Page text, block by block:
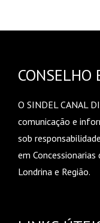
CONSELHO
O SINDEL CANAL
comunicação e
sob
em
Londrina e Região.